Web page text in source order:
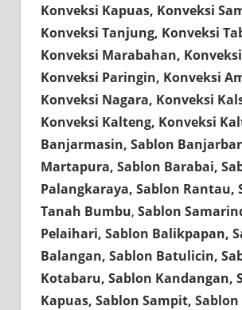
Konveksi Kapuas, Konveksi
Konveksi Tanjung, Konveksi
Konveksi Marabahan,
Konveksi Paringin, Konveksi
Konveksi Nagara, Konveksi
Konveksi Kalteng, Konveksi
Banjarmasin, Sablon
Martapura, Sablon Barabai,
Palangkaraya, Sablon Rantau,
Tanah Bumbu, Sablon
Pelaihari, Sablon Balikpapan,
Balangan, Sablon Batulicin,
Kotabaru, Sablon Kandangan,
Kapuas, Sablon Sampit,